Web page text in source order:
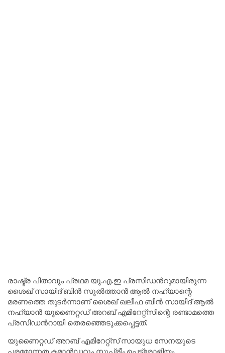
രാഷ്ട്ര പിതാവും പ്രഥമ യു.എ.ഇ പ്രസിഡന്‍റുമായിരുന്ന
ശൈഖ് സായിദ് ബിൻ സുൽത്താൻ ആൽ നഹ്‌യാന്റെ
മരണത്തെ തുടർന്നാണ് ശൈഖ് ഖലീഫ ബിൻ സായിദ് ആൽ
നഹ്യാൻ യുണൈറ്റഡ് അറബ് എമിറേറ്റ്‌സിന്റെ രണ്ടാമത്തെ
പ്രസിഡന്‍റായി തെരഞ്ഞെടുക്കപ്പെട്ടത്.
യുണൈറ്റഡ് അറബ് എമിറേറ്റ്‌സ് സായുധ സേനയുടെ